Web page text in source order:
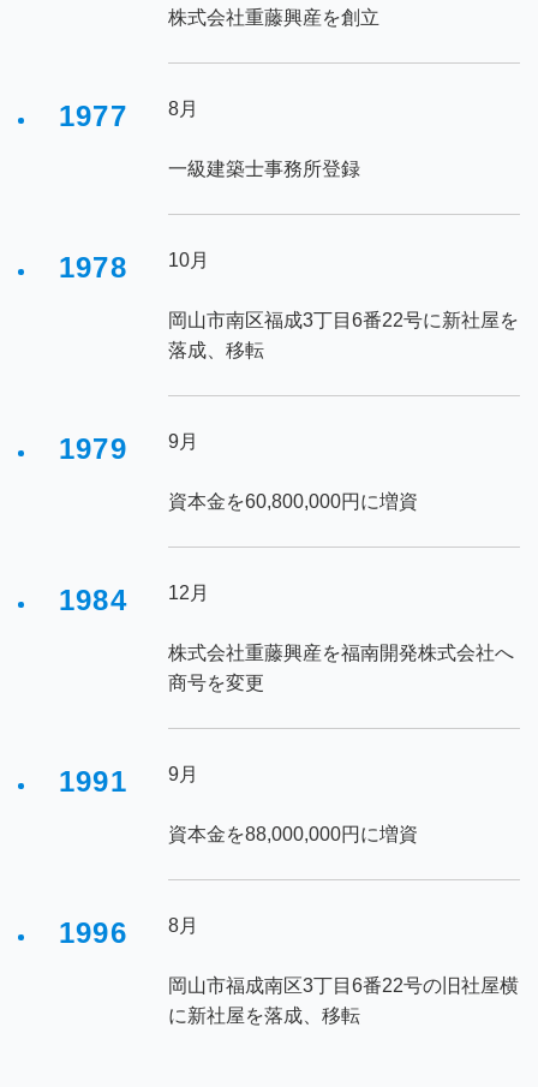
株式会社重藤興産を創立
1977 8月
一級建築士事務所登録
1978 10月
岡山市南区福成3丁目6番22号に新社屋を
落成、移転
1979 9月
資本金を60,800,000円に増資
1984 12月
株式会社重藤興産を福南開発株式会社へ
商号を変更
1991 9月
資本金を88,000,000円に増資
1996 8月
岡山市福成南区3丁目6番22号の旧社屋横
に新社屋を落成、移転